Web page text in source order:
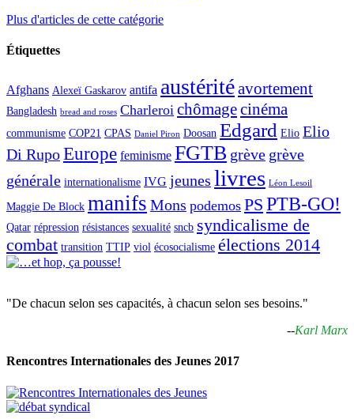
Plus d'articles de cette catégorie
Étiquettes
Afghans Alexeï Gaskarov antifa austéritéavortement
Bangladesh bread and roses Charleroi chômagecinéma
communisme COP21 CPAS Daniel Piron Doosan Edgard Elio Elio
Di RupoEurope feminisme FGTB grève grève
générale internationalisme IVG jeunes livres Léon Lesoil
Maggie De Block manifs Mons podemos PS PTB-GO!
Qatar répression résistances sexualité sncb syndicalisme de
combat transition TTIP viol écosocialisme élections 2014
"De chacun selon ses capacités, à chacun selon ses besoins."
--Karl Marx
Rencontres Internationales des Jeunes 2017